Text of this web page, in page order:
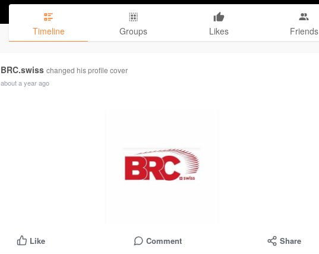
Timeline Groups Likes Friends
BRC.swiss changed his profile cover
about a year ago
Like Comment Share